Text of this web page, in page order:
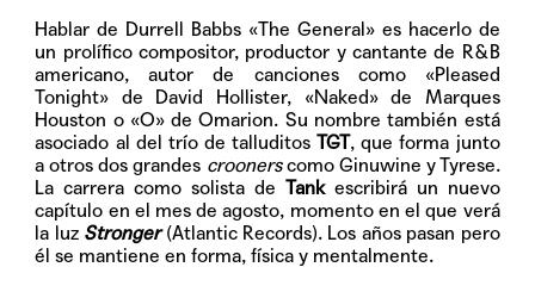
Hablar de Durrell Babbs «The General» es hacerlo de
un prolífico compositor, productor y cantante de R&B
americano, autor de canciones como «Pleased
Tonight» de David Hollister, «Naked» de Marques
Houston o «O» de Omarion. Su nombre también está
asociado al del trío de talluditosTGT, que forma junto
a otros dos grandes croonerscomo Ginuwine y Tyrese.
La carrera como solista de Tankescribirá un nuevo
capítulo en el mes de agosto, momento en el que verá
la luz Stronger(Atlantic Records). Los años pasan pero
él se mantiene en forma, física y mentalmente.